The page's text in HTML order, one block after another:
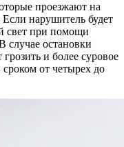
проезжают на
нарушитель будет
свет при помощи
случае остановки
и более суровое
от четырех до